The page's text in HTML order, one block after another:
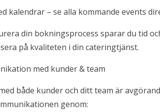
kalendrar – se alla kommande events
din bokningsprocess sparar du tid
på kvaliteten i din cateringtjänst.
med kunder & team
både kunder och ditt team är
genom: